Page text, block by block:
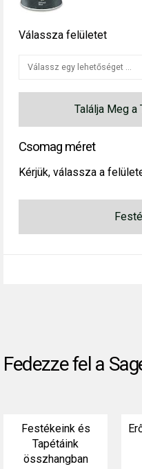
Válassza felületet
Találja Meg
Csomag méret
Kérjük, válassza a
Fedezze fel a
Festékeink és
Tapétáink
összhangban